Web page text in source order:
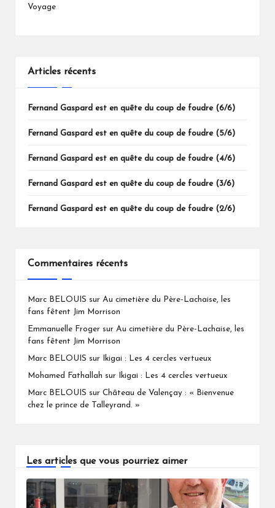
Voyage
Articles récents
Fernand Gaspard est en quête du coup de foudre (6/6)
Fernand Gaspard est en quête du coup de foudre (5/6)
Fernand Gaspard est en quête du coup de foudre (4/6)
Fernand Gaspard est en quête du coup de foudre (3/6)
Fernand Gaspard est en quête du coup de foudre (2/6)
Commentaires récents
Marc BELOUIS sur Au cimetière du Père-Lachaise, les
fans fêtent Jim Morrison
Emmanuelle Froger sur Au cimetière du Père-Lachaise, les
fans fêtent Jim Morrison
Marc BELOUIS sur Ikigai : Les 4 cercles vertueux
Mohamed Fathallah sur Ikigai : Les 4 cercles vertueux
Marc BELOUIS sur Château de Valençay : « Bienvenue
chez le prince de Talleyrand. »
Les articles que vous pourriez aimer